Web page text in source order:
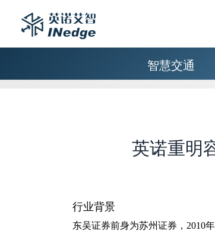
智慧交通
英诺重明
行业背景
东吴证券前身为苏州证券，2010